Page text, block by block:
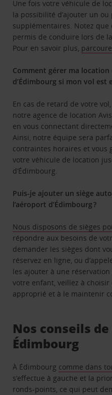
Une fois votre véhicule de
la possibilité d’ajouter un
supplémentaires. Notez
permis de conduire lors de
Pour en savoir plus,
Comment gérer ma
d’Édimbourg si mon vol est
En cas de retard de votre
notre agence de location
en vous connectant
Ainsi, notre équipe sera
contraintes horaires et vous
votre véhicule de location
d’Édimbourg.
Puis-je ajouter un siège
l’aéroport d’Édimbourg ?
Nous disposons de sièges
répondre aux besoins de
demander les sièges dont
réservez en ligne, ou
les ajouter à une
votre enfant, veillez à
approprié et à le maintenir
Nos conseils
Édimbourg
À Édimbourg comme dans
s’effectue à gauche et la
ronds-points, ce qui peut